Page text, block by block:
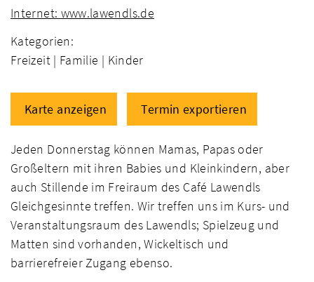
Internet: www.lawendls.de
Kategorien:
Freizeit | Familie | Kinder
Karte anzeigen Termin exportieren
Jeden Donnerstag können Mamas, Papas oder
Großeltern mit ihren Babies und Kleinkindern, aber
auch Stillende im Freiraum des Café Lawendls
Gleichgesinnte treffen. Wir treffen uns im Kurs- und
Veranstaltungsraum des Lawendls; Spielzeug und
Matten sind vorhanden, Wickeltisch und
barrierefreier Zugang ebenso.